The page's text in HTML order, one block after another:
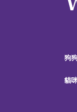
狗
貓